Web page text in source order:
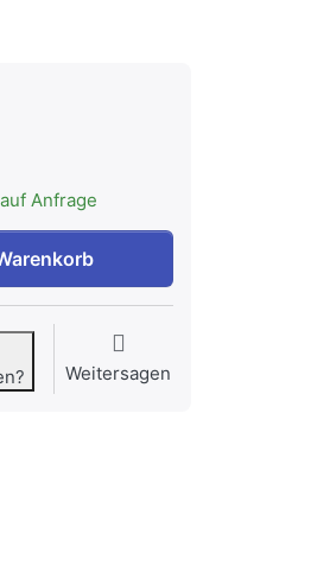
Anfrage
Dekor-Set Edelstahl zu CHF 192.20,
Weitersagen